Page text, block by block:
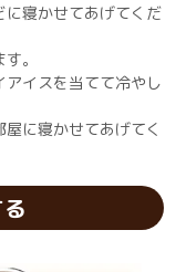
に寝かせてあげてくだ
。
イスを当てて冷やし
に寝かせてあげてく